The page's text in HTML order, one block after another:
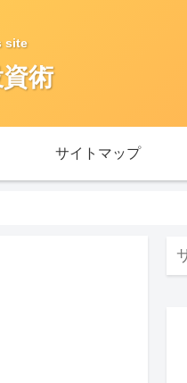
site
術
サイトマップ